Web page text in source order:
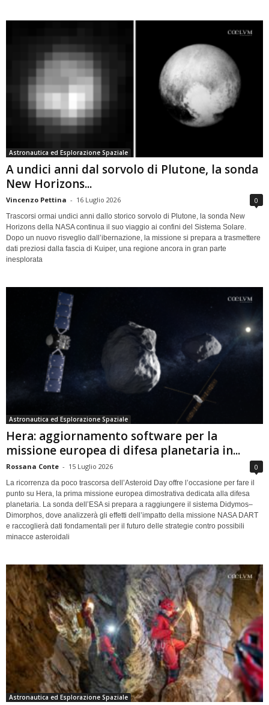
Astronautica ed Esplorazione Spaziale
A undici anni dal sorvolo di Plutone, la sonda
New Horizons...
Vincenzo Pettina - 16 Luglio 2026 0
Trascorsi ormai undici anni dallo storico sorvolo di Plutone, la sonda New
Horizons della NASA continua il suo viaggio ai confini del Sistema Solare.
Dopo un nuovo risveglio dall’ibernazione, la missione si prepara a trasmettere
dati preziosi dalla fascia di Kuiper, una regione ancora in gran parte
inesplorata
Astronautica ed Esplorazione Spaziale
Hera: aggiornamento software per la
missione europea di difesa planetaria in...
Rossana Conte - 15 Luglio 2026 0
La ricorrenza da poco trascorsa dell’Asteroid Day offre l’occasione per fare il
punto su Hera, la prima missione europea dimostrativa dedicata alla difesa
planetaria. La sonda dell’ESA si prepara a raggiungere il sistema Didymos–
Dimorphos, dove analizzerà gli effetti dell’impatto della missione NASA DART
e raccoglierà dati fondamentali per il futuro delle strategie contro possibili
minacce asteroidali
Astronautica ed Esplorazione Spaziale